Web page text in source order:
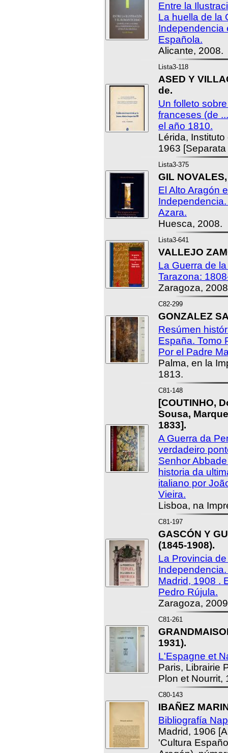
Entre la
La huella de la
Independencia
Española.
Alicante, 2008.
Lista3-118
ASED Y
de.
Un folleto
franceses (de
el año 1810.
Lérida,
1963
Lista3-375
GIL
El Alto Aragón
Azara.
Huesca, 2008.
Lista3-641
VALLEJO
La Guerra de
Tarazona:
Zaragoza,
C82-299
GONZALEZ
Resúmen
España. Tomo
Por el Padre
Palma, en la
1813.
C81-148
[COUTINHO,
Sousa,
1833].
A Guerra da
verdadeiro
Senhor
historia da
italiano por
Vieira.
Lisboa, na
C81-197
GASCÓN Y
(1845-1908).
La Provincia
Madrid, 1908 .
Pedro Rújula.
Zaragoza,
C81-261
1931).
L'Espagne et
Paris, Librairie
Plon et Nourrit,
C80-143
IBAÑEZ
Bibliografía
Madrid, 1906
'Cultura